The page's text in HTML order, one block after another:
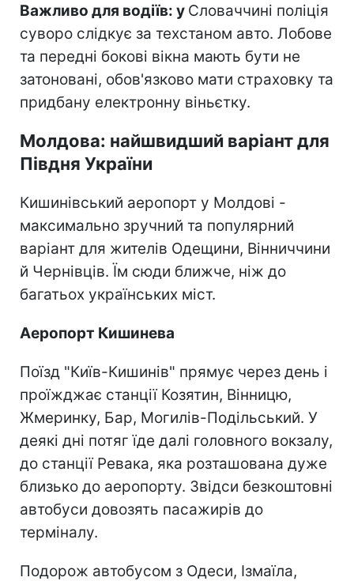
Важливо для водіїв: у Словаччині поліція
суворо слідкує за техстаном авто. Лобове
та передні бокові вікна мають бути не
затоновані, обов'язково мати страховку та
придбану електронну віньєтку.
Молдова: найшвидший варіант для
Півдня України
Кишинівський аеропорт у Молдові -
максимально зручний та популярний
варіант для жителів Одещини, Вінниччини
й Чернівців. Їм сюди ближче, ніж до
багатьох українських міст.
Аеропорт Кишинева
Поїзд "Київ-Кишинів" прямує через день і
проїжджає станції Козятин, Вінницю,
Жмеринку, Бар, Могилів-Подільський. У
деякі дні потяг їде далі головного вокзалу,
до станції Ревака, яка розташована дуже
близько до аеропорту. Звідси безкоштовні
автобуси довозять пасажирів до
терміналу.
Подорож автобусом з Одеси, Ізмаїла,